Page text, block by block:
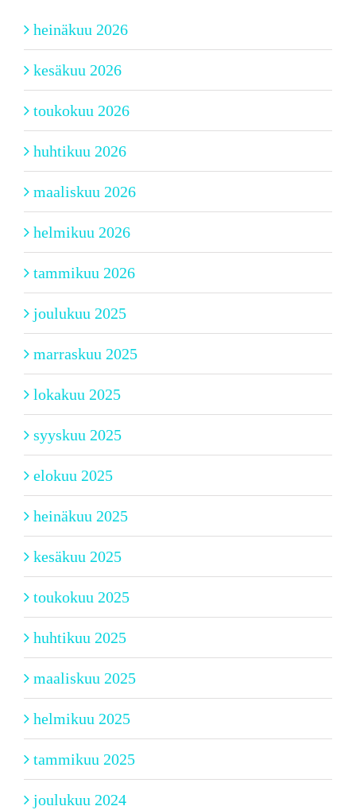
heinäkuu 2026
kesäkuu 2026
toukokuu 2026
huhtikuu 2026
maaliskuu 2026
helmikuu 2026
tammikuu 2026
joulukuu 2025
marraskuu 2025
lokakuu 2025
syyskuu 2025
elokuu 2025
heinäkuu 2025
kesäkuu 2025
toukokuu 2025
huhtikuu 2025
maaliskuu 2025
helmikuu 2025
tammikuu 2025
joulukuu 2024